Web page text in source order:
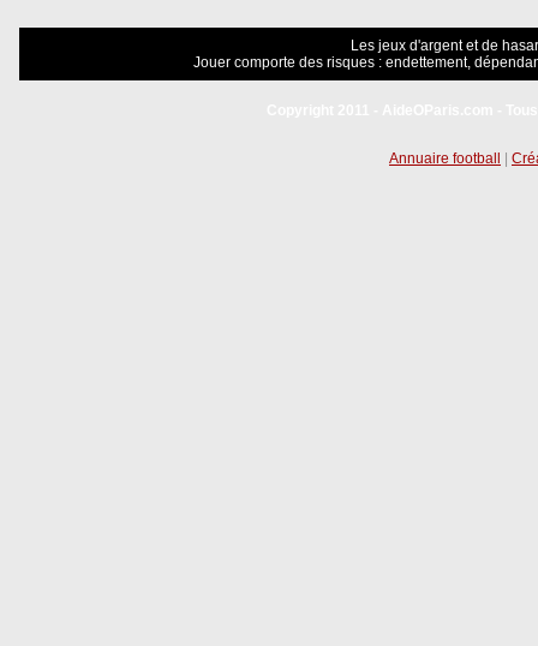
Les jeux d'argent et de
Jouer comporte des risques : endettement,
Annuaire football